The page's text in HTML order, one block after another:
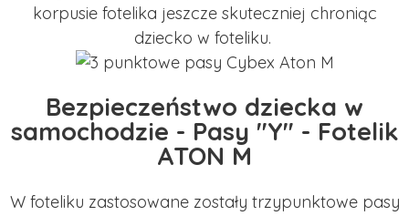
korpusie fotelika jeszcze skuteczniej chroniąc
dziecko w foteliku.
Bezpieczeństwo dziecka w
samochodzie - Pasy "Y" - Fotelik
ATON M
W foteliku zastosowane zostały trzypunktowe pasy